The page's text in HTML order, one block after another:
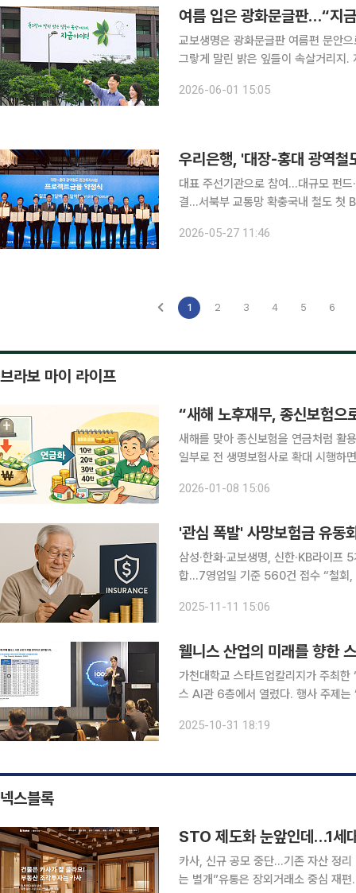
여름 입은 광화문글판…“지
교보생명은 광화문글판 여름편 문안
그랗게 말린 밝은 잎들이 속살거리지. 지금이야!’
알려져 있다. 이번 문안은 작
2026-06-01 15:05
우리은행, '대장-홍대 광역철
대표 주선기관으로 참여…대규모 펀
결…서북부 교통망 확충국내 철도 첫
2026-05-27 11:46
1 2 3 4 5 6
브라보 마이 라이프
“새해 노후재무, 종신보험
새해를 맞아 종신보험을 연금처럼 활
일부로 전 생명보험사로 확대 시행하
험이 이제는 살아 있는 동안 노후자금
2026-01-08 15:06
'관심 폭발' 사망보험금 유
삼성·한화·교보생명, 신한·KB라이프
합…7영업일 기준 560건 접수 “철회, 취소할 수
르면 삼성·한화·교보생명, 신한·KB라
2025-11-11 15:06
웰니스 산업의 미래를 향한
가천대학교 스타트업칼리지가 주최
스 AI관 6층에서 열렸다. 행사 주제
와 창업 전략을 다뤘다. 개회는 장대익
2025-10-31 18:19
넥스블록
STO 제도화 눈앞인데…1세
카사, 신규 공모 중단…기존 자산 정
는 별개”유통은 장외거래소 중심 재편…과제는 발행 생